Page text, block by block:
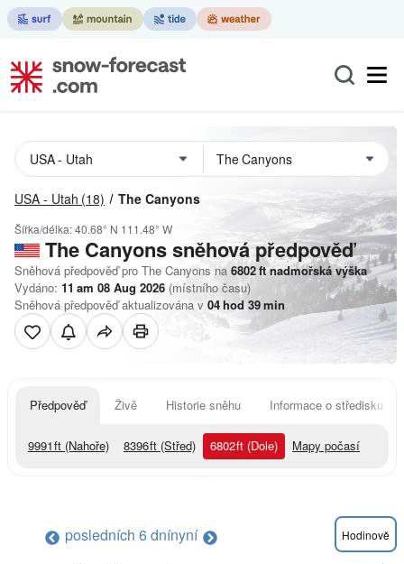
USA - Utah (18) The Canyons
Šířka/délka:40.68° N 111.48° W
The Canyonssněhová předpověď
Sněhová předpověď pro The Canyons na 6802ftnadmořská výška
Vydáno: 11 am 08 Aug 2026 (místního času)
Sněhová předpověď aktualizována v 04hod 39min
Předpověď Živě Historie sněhu Informace o středisku
9991ft (Nahoře) 8396ft (Střed) 6802ft (Dole) Mapy počasí
posledních 6 dnínyní Hodinově